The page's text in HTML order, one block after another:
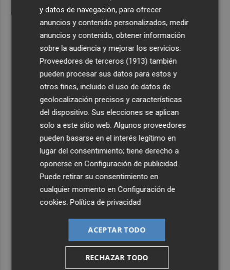
y datos de navegación, para ofrecer
anuncios y contenido personalizados, medir
anuncios y contenido, obtener información
sobre la audiencia y mejorar los servicios.
Proveedores de terceros (1913) también
pueden procesar sus datos para estos y
otros fines, incluido el uso de datos de
geolocalización precisos y características
del dispositivo. Sus elecciones se aplican
solo a este sitio web. Algunos proveedores
pueden basarse en el interés legítimo en
lugar del consentimiento; tiene derecho a
oponerse enConfiguración de publicidad
Puede retirar su consentimiento en
cualquier momento enConfiguración de
cookies .Política de privacidad
ACEPTAR TODO
RECHAZAR TODO